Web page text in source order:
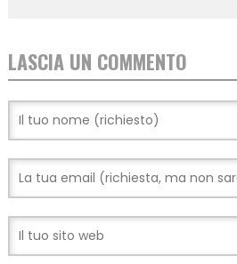
LASCIA UN COMMENTO